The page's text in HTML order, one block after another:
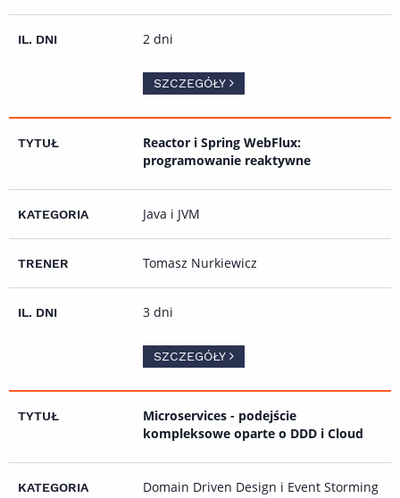
2 dni
SZCZEGÓŁY
Reactor i Spring WebFlux:
programowanie reaktywne
Java i JVM
Tomasz Nurkiewicz
3 dni
SZCZEGÓŁY
Microservices - podejście
kompleksowe oparte o DDD i Cloud
Domain Driven Design i Event Storming